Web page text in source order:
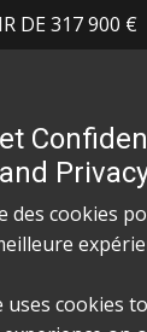
DE 317 900 €
Vente sur plan,
possibles,
toutes
pentes,
des cookies
uses cookies